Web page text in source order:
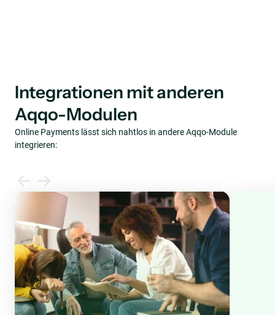
Integrationen mit anderen
Aqqo-Modulen
Online Payments lässt sich nahtlos in andere Aqqo-Module
integrieren: